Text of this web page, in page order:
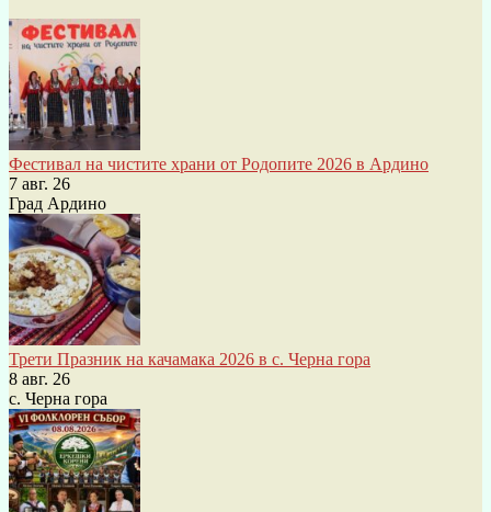
Фестивал на чистите храни от Родопите 2026 в Ардино
7 авг. 26
Град Ардино
Трети Празник на качамака 2026 в с. Черна гора
8 авг. 26
с. Черна гора